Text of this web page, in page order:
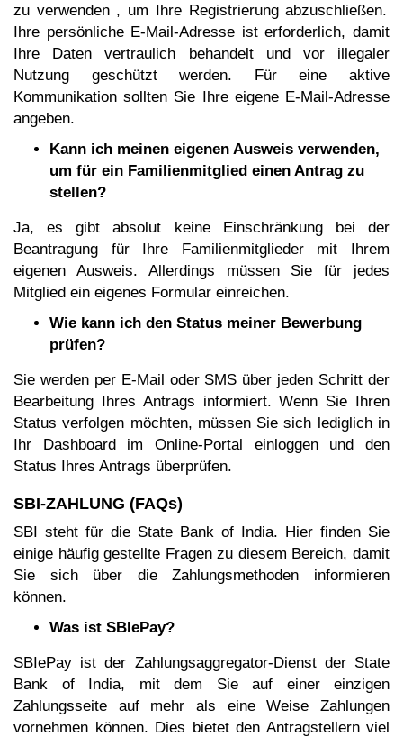
zu verwenden , um Ihre Registrierung abzuschließen.
Ihre persönliche E-Mail-Adresse ist erforderlich, damit
Ihre Daten vertraulich behandelt und vor illegaler
Nutzung geschützt werden. Für eine aktive
Kommunikation sollten Sie Ihre eigene E-Mail-Adresse
angeben.
Kann ich meinen eigenen Ausweis verwenden,
um für ein Familienmitglied einen Antrag zu
stellen?
Ja, es gibt absolut keine Einschränkung bei der
Beantragung für Ihre Familienmitglieder mit Ihrem
eigenen Ausweis. Allerdings müssen Sie für jedes
Mitglied ein eigenes Formular einreichen.
Wie kann ich den Status meiner Bewerbung
prüfen?
Sie werden per E-Mail oder SMS über jeden Schritt der
Bearbeitung Ihres Antrags informiert. Wenn Sie Ihren
Status verfolgen möchten, müssen Sie sich lediglich in
Ihr Dashboard im Online-Portal einloggen und den
Status Ihres Antrags überprüfen.
SBI-ZAHLUNG (FAQs)
SBI steht für die State Bank of India. Hier finden Sie
einige häufig gestellte Fragen zu diesem Bereich, damit
Sie sich über die Zahlungsmethoden informieren
können.
Was ist SBIePay?
SBIePay ist der Zahlungsaggregator-Dienst der State
Bank of India, mit dem Sie auf einer einzigen
Zahlungsseite auf mehr als eine Weise Zahlungen
vornehmen können. Dies bietet den Antragstellern viel